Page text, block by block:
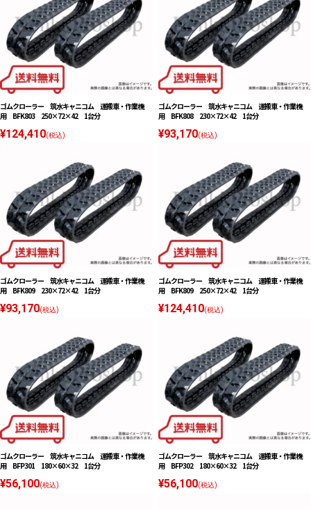
ゴムクローラー 筑水キャニコム 運搬車・作業機
用 BFK803 250×72×42 1台分
¥124,410(税込)
ゴムクローラー 筑水キャニコム 運搬車・作業機
用 BFK808 230×72×42 1台分
¥93,170(税込)
ゴムクローラー 筑水キャニコム 運搬車・作業機
用 BFK809 230×72×42 1台分
¥93,170(税込)
ゴムクローラー 筑水キャニコム 運搬車・作業機
用 BFK809 250×72×42 1台分
¥124,410(税込)
ゴムクローラー 筑水キャニコム 運搬車・作業機
用 BFP301 180×60×32 1台分
¥56,100(税込)
ゴムクローラー 筑水キャニコム 運搬車・作業機
用 BFP302 180×60×32 1台分
¥56,100(税込)